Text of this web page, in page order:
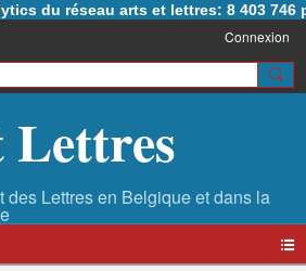
du réseau arts et lettres: 8 403 746
Connexion